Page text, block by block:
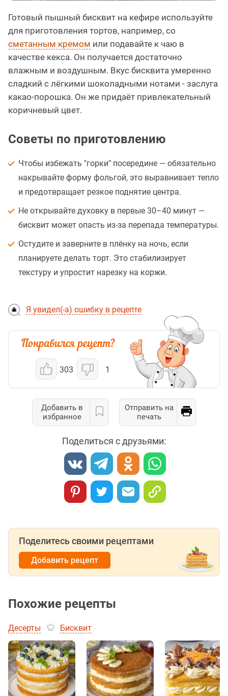
Готовый пышный бисквит на кефире используйте
для приготовления тортов, например, со
сметанным кремом или подавайте к чаю в
качестве кекса. Он получается достаточно
влажным и воздушным. Вкус бисквита умеренно
сладкий с лёгкими шоколадными нотами - заслуга
какао-порошка. Он же придаёт привлекательный
коричневый цвет.
Советы по приготовлению
Чтобы избежать "горки" посередине — обязательно
накрывайте форму фольгой, это выравнивает тепло
и предотвращает резкое поднятие центра.
Не открывайте духовку в первые 30–40 минут —
бисквит может опасть из-за перепада температуры.
Остудите и заверните в плёнку на ночь, если
планируете делать торт. Это стабилизирует
текстуру и упростит нарезку на коржи.
Я увидел(-а) ошибку в рецепте
303 1
Добавить в
избранное
Отправить на
печать
Поделиться с друзьями:
Поделитесь своими рецептами
Добавить рецепт
Похожие рецепты
Десерты Бисквит